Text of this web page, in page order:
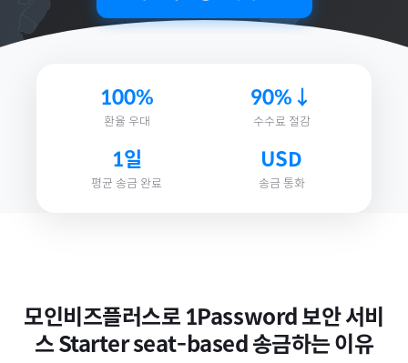
100%
환율 우대
90%↓
수수료 절감
1일
평균 송금 완료
USD
송금 통화
모인비즈플러스로 1Password 보안 서비
스 Starter seat-based 송금하는 이유